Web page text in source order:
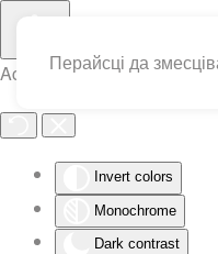
Accessibility Tools
Invert colors
Monochrome
Dark contrast
Перайсці да